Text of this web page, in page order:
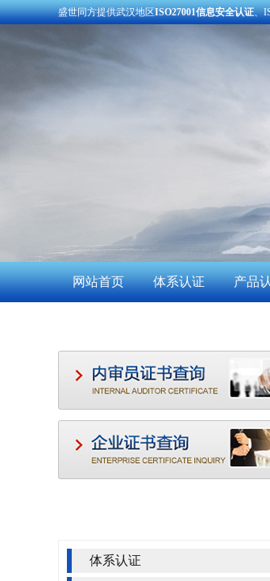
盛世同方提供武汉地区ISO27001信息安全认证、
网站首页 体系认证 产品
体系认证